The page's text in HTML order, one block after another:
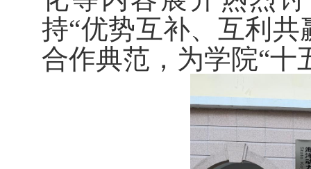
持“优势互补、互利
合作典范，为学院“十